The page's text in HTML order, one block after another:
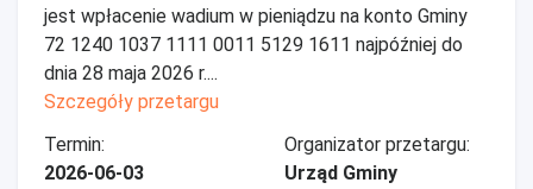
jest wpłacenie wadium w pieniądzu na konto Gminy
72 1240 1037 1111 0011 5129 1611 najpóźniej do
dnia 28 maja 2026 r....
Szczegóły przetargu
Termin:
2026-06-03
Organizator przetargu:
Urząd Gminy